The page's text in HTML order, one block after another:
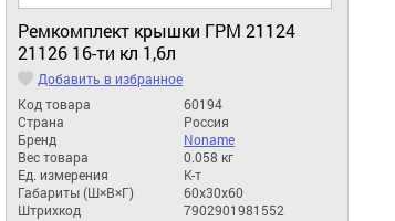
Ремкомплект крышки ГРМ 21124
21126 16-ти кл 1,6л
Добавить в избранное
Код товара
60194
Страна
Россия
Бренд
Noname
Вес товара
0.058 кг
Ед. измерения
К-т
Габариты (Ш×В×Г)
60x30x60
Штрихкод
7902901981552